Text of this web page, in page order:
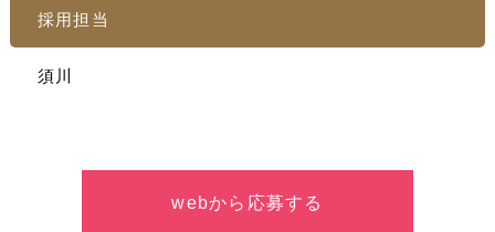
採用担当
須川
webから応募する